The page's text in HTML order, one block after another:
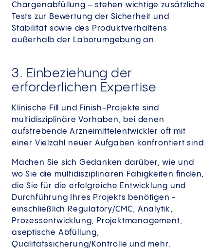
Chargenabfüllung – stehen wichtige zusätzliche
Tests zur Bewertung der Sicherheit und
Stabilität sowie des Produktverhaltens
außerhalb der Laborumgebung an.
3. Einbeziehung der
erforderlichen Expertise
Klinische Fill und Finish-Projekte sind
multidisziplinäre Vorhaben, bei denen
aufstrebende Arzneimittelentwickler oft mit
einer Vielzahl neuer Aufgaben konfrontiert sind.
Machen Sie sich Gedanken darüber, wie und
wo Sie die multidisziplinären Fähigkeiten finden,
die Sie für die erfolgreiche Entwicklung und
Durchführung Ihres Projekts benötigen -
einschließlich Regulatory/CMC, Analytik,
Prozessentwicklung, Projektmanagement,
aseptische Abfüllung,
Qualitätssicherung/Kontrolle und mehr.